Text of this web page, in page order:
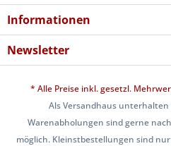
Informationen
Newsletter
* Alle Preise inkl. gesetzl.
Als Versandhaus
Warenabholungen sind gerne
möglich. Kleinstbestellungen sind